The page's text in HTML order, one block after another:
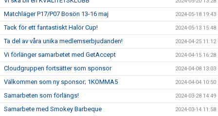
Matchläger P17/P07 Bosön 13-16 maj 2024-05-18 19:43
Tack för ett fantastiskt Halör Cup! 2024-05-13 15:48
Ta del av våra unika medlemserbjudanden! 2024-04-25 11:12
Vi förlänger samarbetet med GetAccept 2024-04-15 16:28
Cloudgruppen fortsätter som sponsor 2024-04-08 13:03
Välkommen som ny sponsor; 1KOMMA5 2024-04-04 10:50
Samarbeten som förlängs! 2024-03-28 14:49
Samarbete med Smokey Barbeque 2024-03-14 11:58